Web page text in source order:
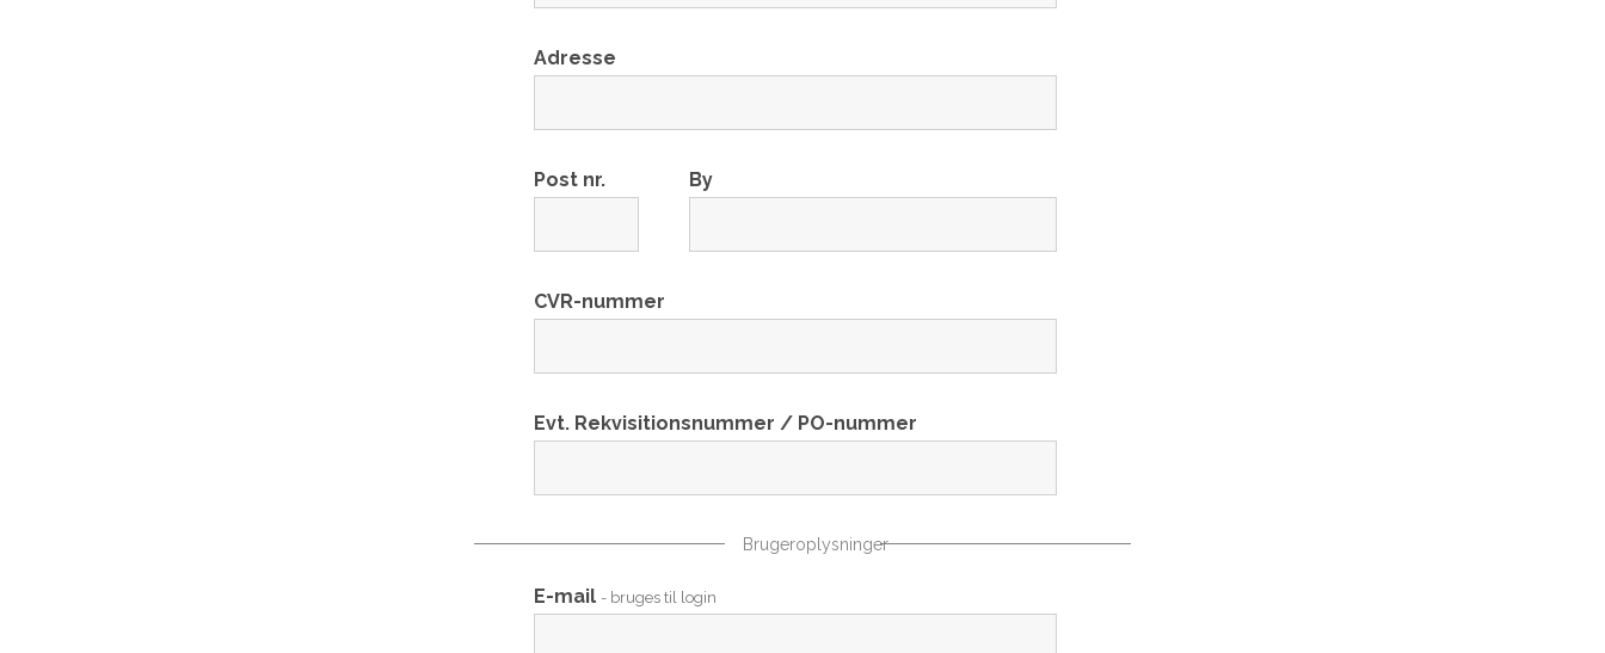
Adresse
Post nr. By
CVR-nummer
Evt. Rekvisitionsnummer / PO-nummer
Brugeroplysninger
E-mail - bruges til login